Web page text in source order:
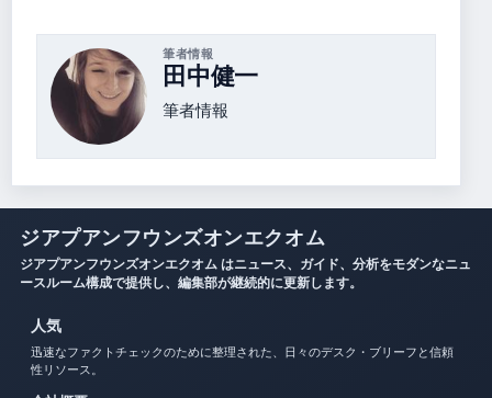
筆者情報
田中健一
筆者情報
ジアプアンフウンズオンエクオム
ジアプアンフウンズオンエクオム はニュース、ガイド、分析をモダンなニュ
ースルーム構成で提供し、編集部が継続的に更新します。
人気
迅速なファクトチェックのために整理された、日々のデスク・ブリーフと信頼
性リソース。